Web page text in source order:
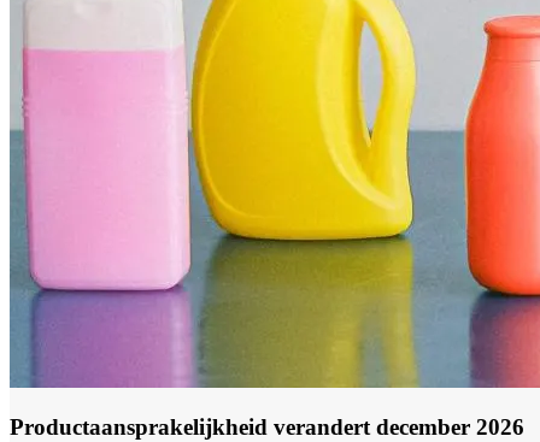
Productaansprakelijkheid verandert december 2026